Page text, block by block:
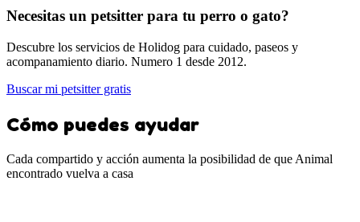
Necesitas un petsitter para tu perro o gato?
Descubre los servicios de Holidog para cuidado, paseos y
acompanamiento diario. Numero 1 desde 2012.
Buscar mi petsitter gratis
Cómo puedes ayudar
Cada compartido y acción aumenta la posibilidad de que Animal
encontrado vuelva a casa